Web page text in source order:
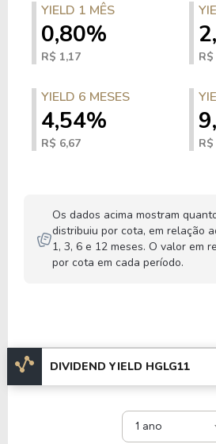
YIELD 1 MÊS
0,80%
R$ 1,17
YIELD 6 MESES
4,54%
R$ 6,67
Os dados acima mostram
distribuiu por cota, em relação
1, 3, 6 e 12 meses. O valor em
por cota em cada período.
DIVIDEND YIELD HGLG11
1 ano